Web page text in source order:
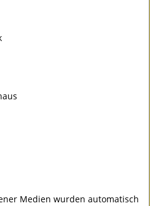
Medien wurden automatisch